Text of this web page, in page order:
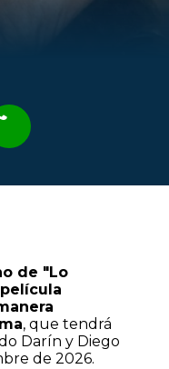
de "Lo
, que tendrá
Darín y Diego
de 2026.